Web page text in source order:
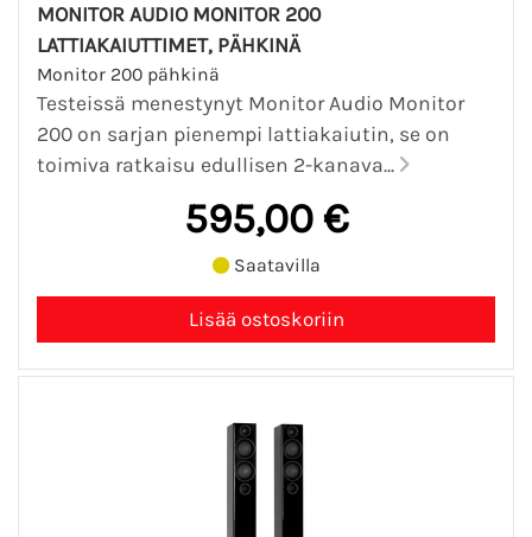
MONITOR AUDIO MONITOR 200
LATTIAKAIUTTIMET, PÄHKINÄ
Monitor 200 pähkinä
Testeissä menestynyt Monitor Audio Monitor
200 on sarjan pienempi lattiakaiutin, se on
toimiva ratkaisu edullisen 2-kanava...
595,00 €
Saatavilla